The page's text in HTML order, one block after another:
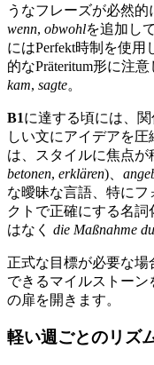
うなフレーズが必然
wenn, obwohlを追加し
にはPerfekt時制を使
的なPräteritum形に注意
kam, sagte。
B1に達する頃には、関
しい文にアイデアを圧
は、スタイルに焦点
betonen, erklären)、
な曖昧な言語、特に
クトで正確にする名詞
はなく die Maßnahme
正式な目標が必要な場
できるマイルストーン
の扉を開きます。
軽い週ごとのリズ